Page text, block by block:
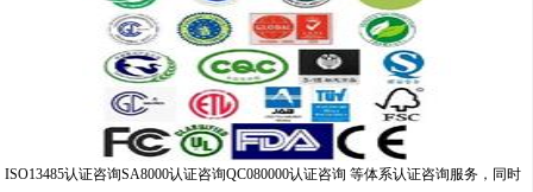
ISO13485认证咨询SA8000认证咨询QC080000认证咨询 等体系认证咨询服务，同时